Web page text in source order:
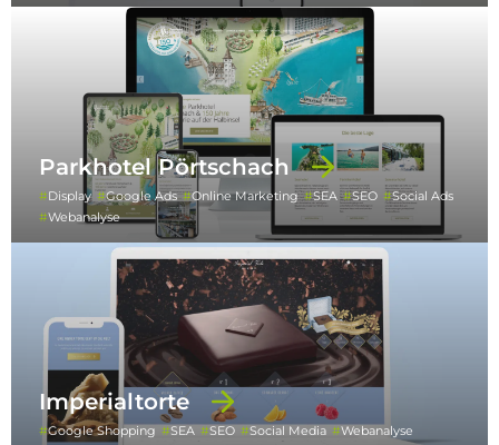
Parkhotel Pörtschach
Display Google Ads Online Marketing SEA SEO
Social Ads
Webanalyse
Imperialtorte
Google Shopping SEA SEO Social Media
Webanalyse